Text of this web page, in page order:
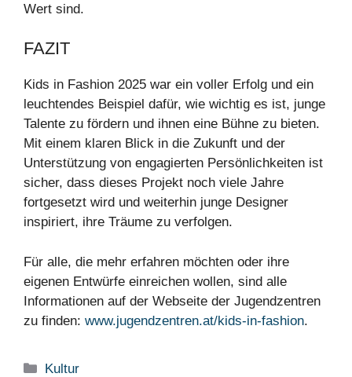
Wert sind.
FAZIT
Kids in Fashion 2025 war ein voller Erfolg und ein
leuchtendes Beispiel dafür, wie wichtig es ist, junge
Talente zu fördern und ihnen eine Bühne zu bieten.
Mit einem klaren Blick in die Zukunft und der
Unterstützung von engagierten Persönlichkeiten ist
sicher, dass dieses Projekt noch viele Jahre
fortgesetzt wird und weiterhin junge Designer
inspiriert, ihre Träume zu verfolgen.
Für alle, die mehr erfahren möchten oder ihre
eigenen Entwürfe einreichen wollen, sind alle
Informationen auf der Webseite der Jugendzentren
zu finden: www.jugendzentren.at/kids-in-fashion.
Kategorien
Kultur